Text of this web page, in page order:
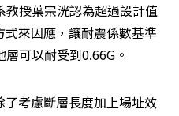
教授葉宗洸認為超過設計值
來因應，讓耐震係數基準
可以耐受到0.66G。
考慮斷層長度加上場址效